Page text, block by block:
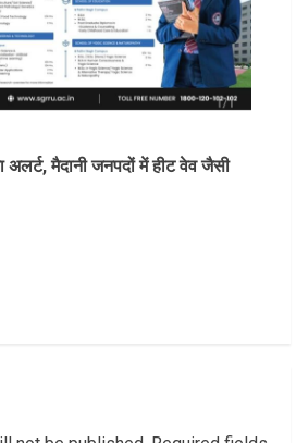
अलर्ट, मैदानी जनपदों में हीट वेव जैसी